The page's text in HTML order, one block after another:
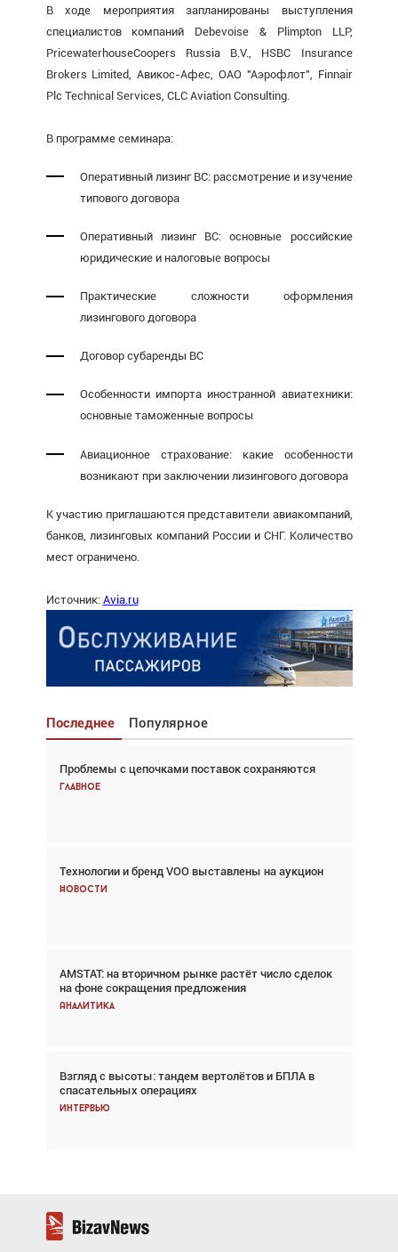
В ходе мероприятия запланированы выступления
специалистов компаний Debevoise & Plimpton LLP,
PricewaterhouseCoopers Russia B.V., HSBC Insurance
Brokers Limited, Авикос-Афес, ОАО "Аэрофлот", Finnair
Plc Technical Services, CLC Aviation Consulting.
В программе семинара:
Оперативный лизинг ВС: рассмотрение и изучение
типового договора
Оперативный лизинг ВС: основные российские
юридические и налоговые вопросы
Практические сложности оформления
лизингового договора
Договор субаренды ВС
Особенности импорта иностранной авиатехники:
основные таможенные вопросы
Авиационное страхование: какие особенности
возникают при заключении лизингового договора
К участию приглашаются представители авиакомпаний,
банков, лизинговых компаний России и СНГ. Количество
мест ограничено.
Источник: Avia.ru
Последнее Популярное
Проблемы с цепочками поставок сохраняются
Главное
Технологии и бренд VOO выставлены на аукцион
Новости
AMSTAT: на вторичном рынке растёт число сделок
на фоне сокращения предложения
Аналитика
Взгляд с высоты: тандем вертолётов и БПЛА в
спасательных операциях
Интервью
Взгляд с высоты: тандем вертолётов и БПЛА в
спасательных операциях
Авиационный фотограф Дэйв Кох: «Фотография
говорит сама за себя... а ИИ всё портит»
Проблемы с цепочками поставок сохраняются
Аналитика
Частный самолёт – это актив. Подходите к
покупке соответствующим образом
Интервью